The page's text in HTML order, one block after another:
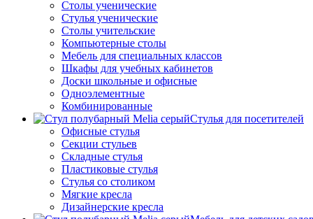
Столы ученические
Стулья ученические
Столы учительские
Компьютерные столы
Мебель для специальных классов
Шкафы для учебных кабинетов
Доски школьные и офисные
Одноэлементные
Комбинированные
Стулья для посетителей
Офисные стулья
Секции стульев
Складные стулья
Пластиковые стулья
Стулья со столиком
Мягкие кресла
Дизайнерские кресла